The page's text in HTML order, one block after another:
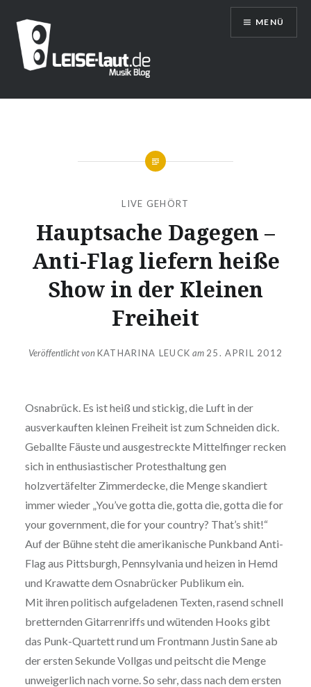
zum
Inhalt
LEISE/laut – Musik Blog
MENÜ
LIVE GEHÖRT
Hauptsache Dagegen –
Anti-Flag liefern heiße
Show in der Kleinen
Freiheit
Veröffentlicht vonKATHARINA LEUCK am 25. APRIL 2012
Osnabrück. Es ist heiß und stickig, die Luft in der
ausverkauften kleinen Freiheit ist zum Schneiden dick.
Geballte Fäuste und ausgestreckte Mittelfinger recken
sich in enthusiastischer Protesthaltung gen
holzvertäfelter Zimmerdecke, die Menge skandiert
immer wieder „You’ve gotta die, gotta die, gotta die for
your government, die for your country? That’s shit!“
Auf der Bühne steht die amerikanische Punkband Anti-
Flag aus Pittsburgh, Pennsylvania und heizen in Hemd
und Krawatte dem Osnabrücker Publikum ein.
Mit ihren politisch aufgeladenen Texten, rasend schnell
bretternden Gitarrenriffs und wütenden Hooks gibt
das Punk-Quartett rund um Frontmann Justin Sane ab
der ersten Sekunde Vollgas und peitscht die Menge
unweigerlich nach vorne. So sehr, dass nach dem ersten